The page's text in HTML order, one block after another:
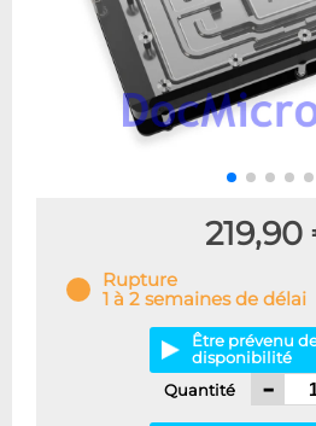
219,90
Rupture
1 à 2 semaines de délai
Être prévenu
disponibilité
Quantité
-